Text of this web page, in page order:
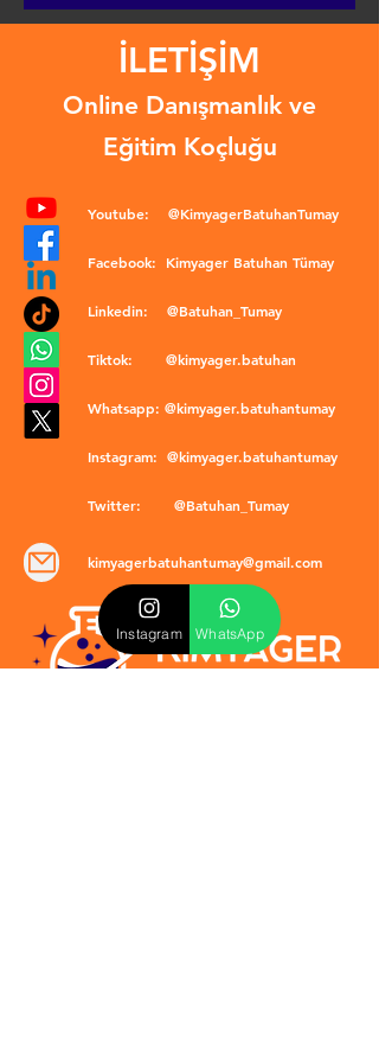
İLETİŞİM
Online Danışmanlık ve
Eğitim Koçluğu
Youtube: @KimyagerBatuhanTumay
Facebook: Kimyager Batuhan Tümay
Linkedin: @Batuhan_Tumay
Tiktok: @kimyager.batuhan
Whatsapp: @kimyager.batuhantumay
Instagram: @kimyager.batuhantumay
Twitter: @Batuhan_Tumay
kimyagerbatuhantumay@gmail.com
Instagram WhatsApp